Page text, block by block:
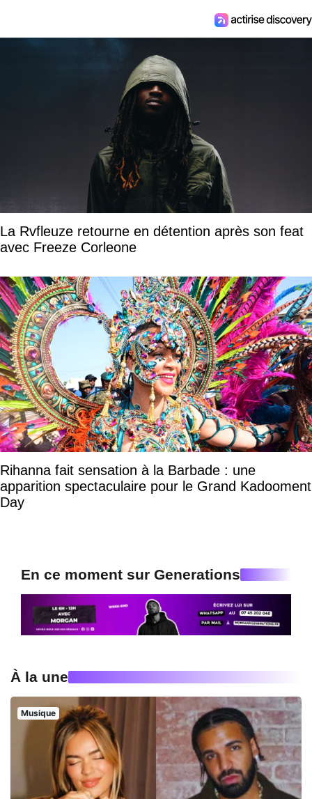
La Rvfleuze retourne en détention après son feat
avec Freeze Corleone
Rihanna fait sensation à la Barbade : une
apparition spectaculaire pour le Grand Kadooment
Day
En ce moment sur Generations
À la une
Musique